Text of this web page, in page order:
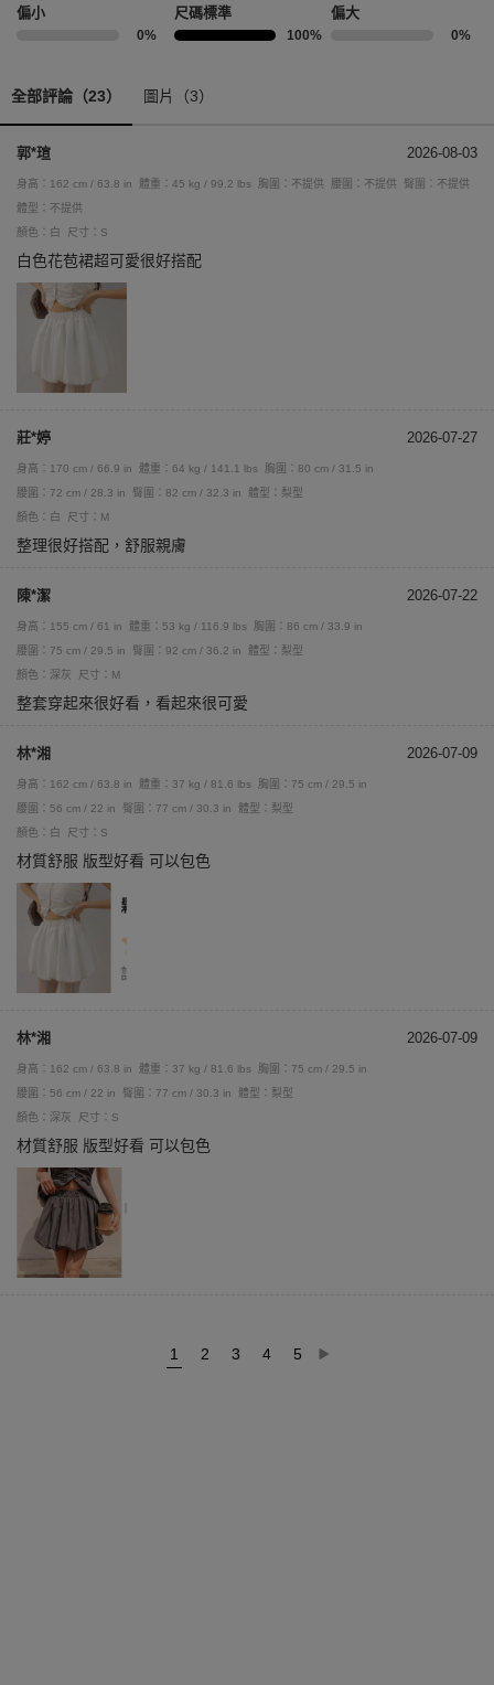
偏小
0%
尺碼標準
100%
偏大
0%
全部評論（23） 圖片（3）
郭*瑄 2026-08-03
身高：162 cm / 63.8 in 體重：45 kg / 99.2 lbs 胸圍：不提供 腰圍：不提供
臀圍：不提供
體型：不提供
顏色：白
尺寸：S
白色花苞裙超可愛很好搭配
莊*婷 2026-07-27
身高：170 cm / 66.9 in 體重：64 kg / 141.1 lbs
胸圍：80 cm / 31.5 in
腰圍：72 cm / 28.3 in
臀圍：82 cm / 32.3 in
體型：梨型
顏色：白
尺寸：M
整理很好搭配，舒服親膚
陳*潔 2026-07-22
身高：155 cm / 61 in 體重：53 kg / 116.9 lbs
胸圍：86 cm / 33.9 in
腰圍：75 cm / 29.5 in
臀圍：92 cm / 36.2 in
體型：梨型
顏色：深灰
尺寸：M
整套穿起來很好看，看起來很可愛
林*湘 2026-07-09
身高：162 cm / 63.8 in 體重：37 kg / 81.6 lbs
胸圍：75 cm / 29.5 in
腰圍：56 cm / 22 in
臀圍：77 cm / 30.3 in
體型：梨型
顏色：白
尺寸：S
材質舒服 版型好看 可以包色
林*湘 2026-07-09
身高：162 cm / 63.8 in 體重：37 kg / 81.6 lbs
胸圍：75 cm / 29.5 in
腰圍：56 cm / 22 in
臀圍：77 cm / 30.3 in
體型：梨型
顏色：深灰
尺寸：S
材質舒服 版型好看 可以包色
1 2 3 4 5